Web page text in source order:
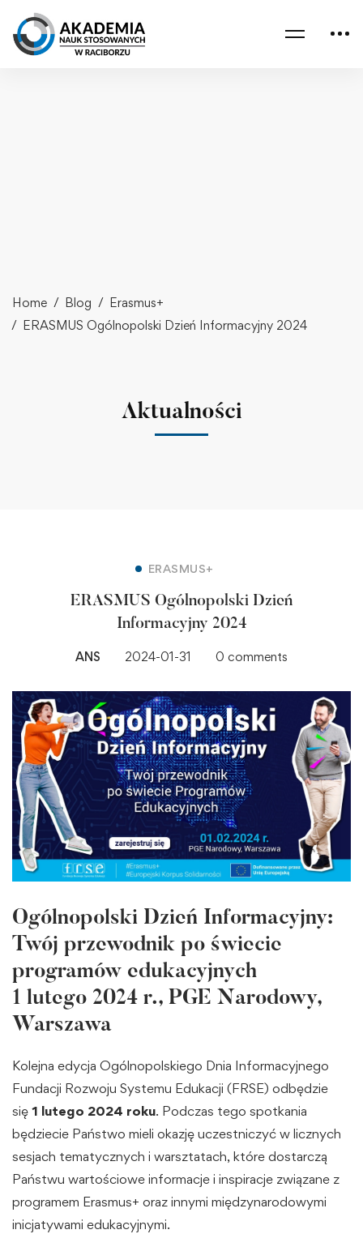
Home Blog
Erasmus+
ERASMUS Ogólnopolski Dzień Informacyjny 2024
Aktualności
ERASMUS+
ERASMUS Ogólnopolski Dzień
Informacyjny 2024
ANS 2024-01-31 0 comments
Ogólnopolski Dzień Informacyjny:
Twój przewodnik po świecie
programów edukacyjnych
1 lutego 2024 r., PGE Narodowy,
Warszawa
Kolejna edycja Ogólnopolskiego Dnia Informacyjnego
Fundacji Rozwoju Systemu Edukacji (FRSE) odbędzie
się 1 lutego 2024 roku. Podczas tego spotkania
będziecie Państwo mieli okazję uczestniczyć w licznych
sesjach tematycznych i warsztatach, które dostarczą
Państwu wartościowe informacje i inspiracje związane z
programem Erasmus+ oraz innymi międzynarodowymi
inicjatywami edukacyjnymi.